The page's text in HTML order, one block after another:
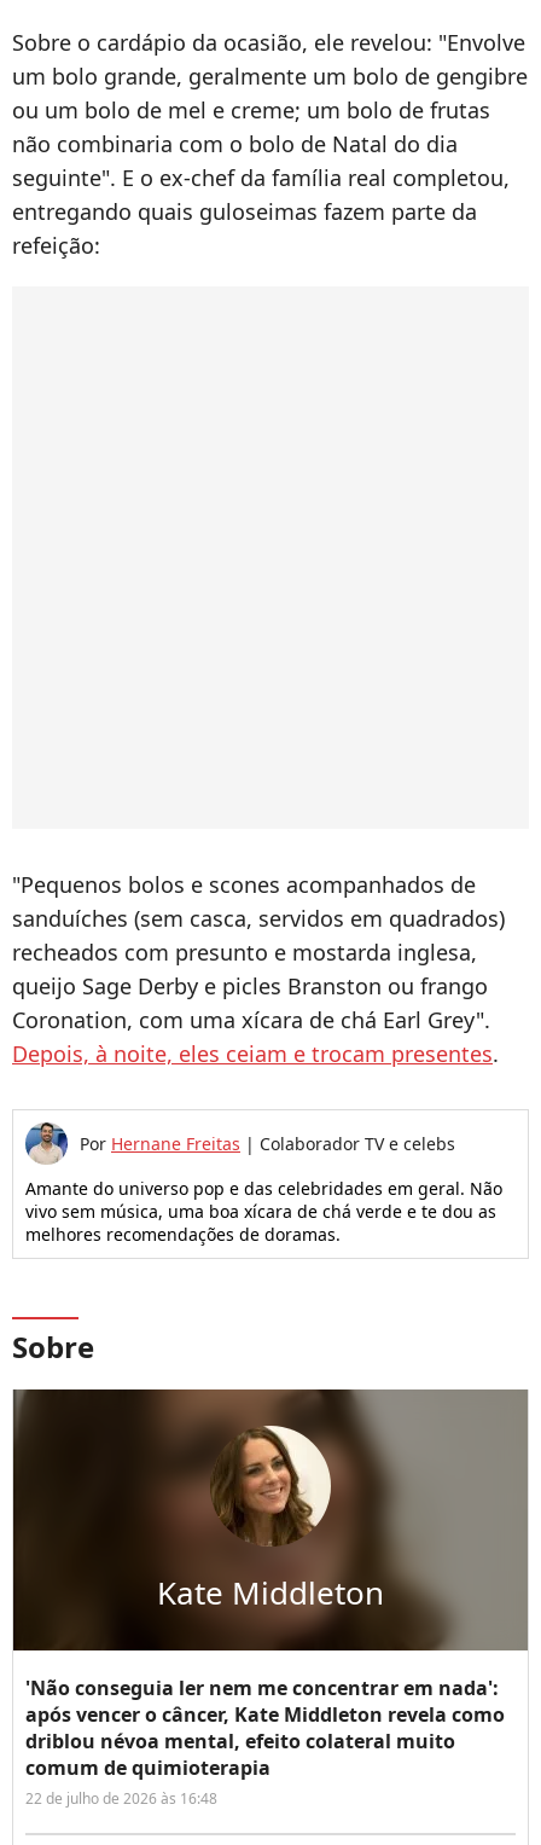
Sobre o cardápio da ocasião, ele revelou: "Envolve
um bolo grande, geralmente um bolo de gengibre
ou um bolo de mel e creme; um bolo de frutas
não combinaria com o bolo de Natal do dia
seguinte". E o ex-chef da família real completou,
entregando quais guloseimas fazem parte da
refeição:
"Pequenos bolos e scones acompanhados de
sanduíches (sem casca, servidos em quadrados)
recheados com presunto e mostarda inglesa,
queijo Sage Derby e picles Branston ou frango
Coronation, com uma xícara de chá Earl Grey".
Depois, à noite, eles ceiam e trocam presentes.
Por Hernane Freitas | Colaborador TV e celebs
Amante do universo pop e das celebridades em geral. Não
vivo sem música, uma boa xícara de chá verde e te dou as
melhores recomendações de doramas.
Sobre
Kate Middleton
'Não conseguia ler nem me concentrar em nada':
após vencer o câncer, Kate Middleton revela como
driblou névoa mental, efeito colateral muito
comum de quimioterapia
22 de julho de 2026 às 16:48